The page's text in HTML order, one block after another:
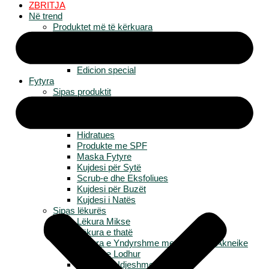
ZBRITJA
Në trend
Produktet më të kërkuara
Edicion special
Fytyra
Sipas produktit
Hidratues
Produkte me SPF
Maska Fytyre
Kujdesi për Sytë
Scrub-e dhe Eksfoliues
Kujdesi për Buzët
Kujdesi i Natës
Sipas lëkurës
Lëkura Mikse
Lëkura e thatë
Lëkura e Yndyrshme me Tendencë Akneike
Lëkura e Lodhur
Lëkura e Ndjeshme